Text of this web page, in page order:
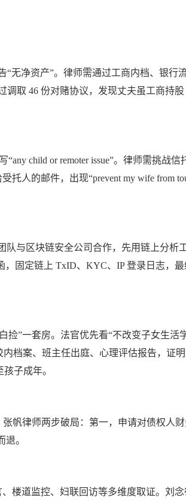
“无净资产”。律师需通过工商内档、银行
取 46 份对赌协议，发现丈夫虽工商持股
child or remoter issue”。律师需挑战
人的邮件，出现“prevent my wife from
与区块链安全公司合作，先用链上分析
固定链上 TxID、KYC、IP 登录日志，最
”一套房。法官优先看“不改变子女生活
档案、班主任出庭、心理评估报告，证
子成年。
帆律师两步破局：第一，申请对债权人
。
楼道监控、妇联回访等多维度取证。刘